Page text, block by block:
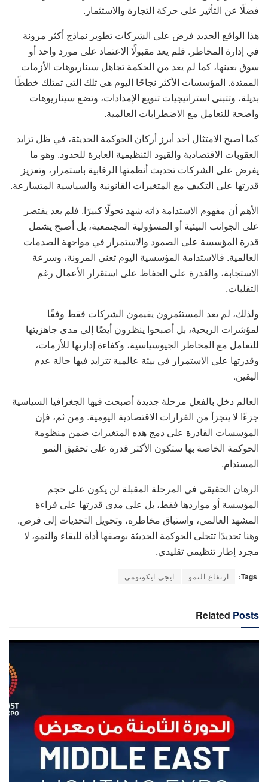
فضلًا عن التأثير على حركة التجارة والاستثمار.
هذا الواقع الجديد فرض على الشركات تطوير نماذج أكثر مرونة
في إدارة المخاطر. فلم يعد مقبولًا الاعتماد على مورد واحد أو
سوق بعينها، كما لم يعد من الحكمة تجاهل سيناريوهات الأزمات
الممتدة. المؤسسات الأكثر نجاحًا اليوم هي تلك التي تمتلك خططًا
بديلة، وتتبنى استراتيجيات تنويع الإمدادات، وتضع سيناريوهات
واضحة للتعامل مع الاضطرابات العالمية.
كما أصبح الامتثال أحد أبرز أركان الحوكمة الحديثة، في ظل تزايد
العقوبات الاقتصادية والقيود التنظيمية العابرة للحدود. وهو ما
يفرض على الشركات تحديث أنظمتها الرقابية باستمرار، وتعزيز
قدرتها على التكيف مع المتغيرات القانونية والسياسية المتسارعة.
الأهم أن مفهوم الاستدامة ذاته شهد تحولًا كبيرًا. فلم يعد يقتصر
على الجوانب البيئية أو المسؤولية المجتمعية، بل أصبح يشمل
قدرة المؤسسة على الصمود والاستمرار في مواجهة الصدمات
العالمية. فالاستدامة المؤسسية اليوم تعني المرونة، وسرعة
الاستجابة، والقدرة على الحفاظ على استقرار الأعمال رغم
التقلبات.
ولذلك، لم يعد المستثمرون يقيمون الشركات فقط وفقًا
لمؤشرات الربحية، بل أصبحوا ينظرون أيضًا إلى مدى جاهزيتها
للتعامل مع المخاطر الجيوسياسية، وكفاءة إدارتها للأزمات،
وقدرتها على الاستمرار في بيئة عالمية تتزايد فيها حالة عدم
اليقين.
العالم دخل بالفعل مرحلة جديدة أصبحت فيها الجغرافيا السياسية
جزءًا لا يتجزأ من القرارات الاقتصادية اليومية. ومن ثم، فإن
المؤسسات القادرة على دمج هذه المتغيرات ضمن منظومة
الحوكمة الخاصة بها ستكون الأكثر قدرة على تحقيق النمو
المستدام.
الرهان الحقيقي في المرحلة المقبلة لن يكون على حجم
المؤسسة أو مواردها فقط، بل على مدى قدرتها على قراءة
المشهد العالمي، واستباق مخاطره، وتحويل التحديات إلى فرص.
وهنا تحديدًا تتجلى الحوكمة الحديثة بوصفها أداة للبقاء والنمو، لا
مجرد إطار تنظيمي تقليدي.
Tags: ارتفاع النمو ايجي ايكونومي
Related Posts